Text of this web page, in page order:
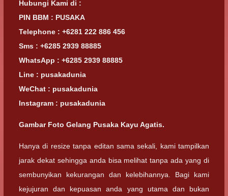
Hubungi Kami di :
PIN BBM : PUSAKA
Telephone : +6281 222 886 456
Sms : +6285 2939 88885
WhatsApp : +6285 2939 88885
Line : pusakadunia
WeChat : pusakadunia
Instagram : pusakadunia
Gambar Foto Gelang Pusaka Kayu Agatis.
Hanya di resize tanpa editan sama sekali, kami tampilkan
jarak dekat sehingga anda bisa melihat tanpa ada yang di
sembunyikan kekurangan dan kelebihannya. Bagi kami
kejujuran dan kepuasan anda yang utama dan bukan